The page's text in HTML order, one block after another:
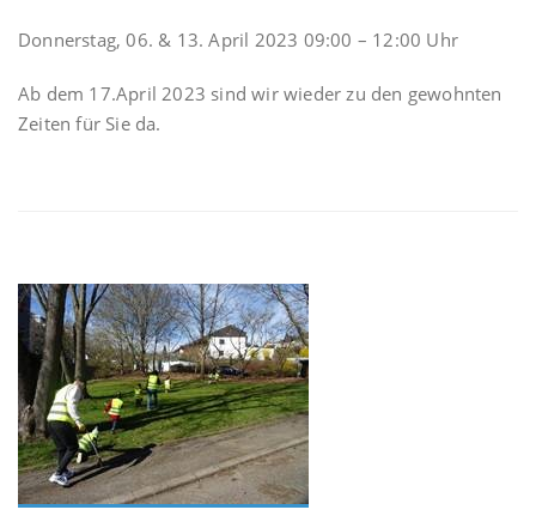
Donnerstag, 06. & 13. April 2023 09:00 – 12:00 Uhr
Ab dem 17.April 2023 sind wir wieder zu den gewohnten
Zeiten für Sie da.